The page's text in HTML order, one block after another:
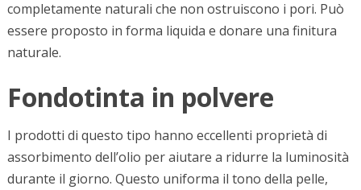
completamente naturali che non ostruiscono i pori. Può
essere proposto in forma liquida e donare una finitura
naturale.
Fondotinta in polvere
I prodotti di questo tipo hanno eccellenti proprietà di
assorbimento dell’olio per aiutare a ridurre la luminosità
durante il giorno. Questo uniforma il tono della pelle,